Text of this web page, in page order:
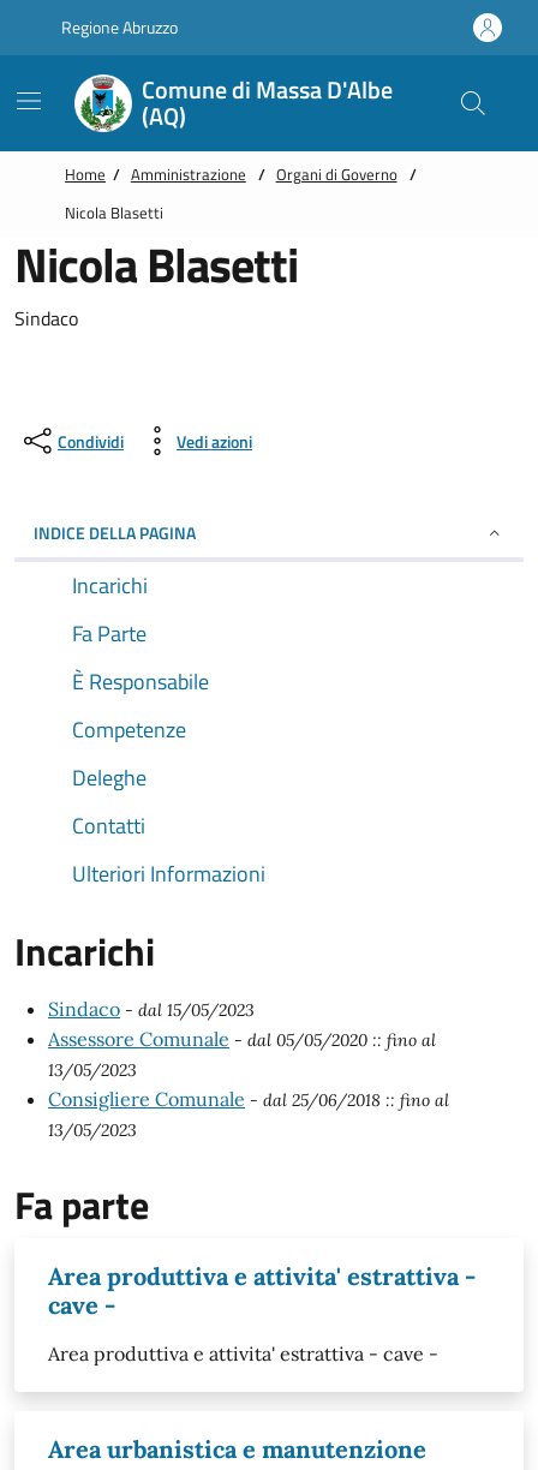
Regione Abruzzo
Comune di Massa D'Albe
(AQ)
Home / Amministrazione / Organi di Governo /
Nicola Blasetti
Nicola Blasetti
Sindaco
Condividi Vedi azioni
INDICE DELLA PAGINA
Incarichi
Fa Parte
È Responsabile
Competenze
Deleghe
Contatti
Ulteriori Informazioni
Incarichi
Sindaco - dal 15/05/2023
Assessore Comunale - dal 05/05/2020 :: fino al
13/05/2023
Consigliere Comunale - dal 25/06/2018 :: fino al
13/05/2023
Fa parte
Area produttiva e attivita' estrattiva -
cave -
Area produttiva e attivita' estrattiva - cave -
Area urbanistica e manutenzione